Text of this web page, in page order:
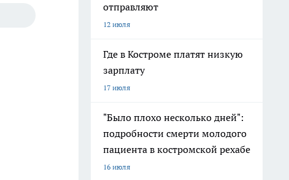
отправляют
12 июля
Где в Костроме платят низкую
зарплату
17 июля
"Было плохо несколько дней":
подробности смерти молодого
пациента в костромской рехабе
16 июля